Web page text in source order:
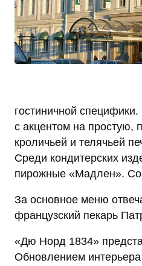
гостиничной
с акцентом на простую,
кроличьей и телячьей
Среди кондитерских
пирожные «Мадлен». Со
За основное меню
французский пекарь
«Дю Норд 1834»
Обновлением интерьера